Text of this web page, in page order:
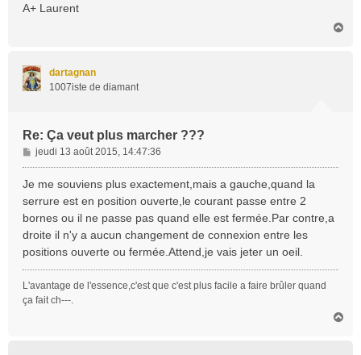
A+ Laurent
dartagnan
1007iste de diamant
Re: Ça veut plus marcher ???
M
e
a
g
e
jeudi 13 août 2015, 14:47:36
Je me souviens plus exactement,mais a gauche,quand la
serrure est en position ouverte,le courant passe entre 2
bornes ou il ne passe pas quand elle est fermée.Par contre,a
droite il n'y a aucun changement de connexion entre les
positions ouverte ou fermée.Attend,je vais jeter un oeil.
L'avantage de l'essence,c'est que c'est plus facile a faire brûler quand
ça fait ch---.